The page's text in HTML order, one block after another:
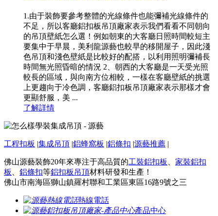
1.由于裝飾要參考整體的光線條件也能彌補光線條件的
不足，所以客廳鋁扣板吊頂廠家表示我們看看不同朝向
的吊頂壁紙怎么選！例如朝東的大客廳日照時間較短主
要集中于早晨，美利龍源藝也較早的移開屋子，因此淺
色吊頂和淺色壁紙是比較好的配搭，以利用照明彌補長
時間無光照昏暗的情況 2、朝西的大客廳是一天受光照
較長的區域，與向南方位相較，一樣在客廳壁紙的挑選
上更趨向于冷色調，客廳鋁扣板吊頂廠家表示那樣才會
更顯舒服，美 ...
了解詳情
工程扣板 |集成吊頂 |鋁蜂窩板 |鋁條扣 |源藝推薦 |
佛山源藝裝飾20年來專注于高品質的工裝鋁扣板
家裝鋁扣
板
鋁條扣等鋁扣板吊頂材料研發和生產！
佛山市南海區獅山鎮羅村聯和工業區東區16路9號之三
熱線電話
產品中心